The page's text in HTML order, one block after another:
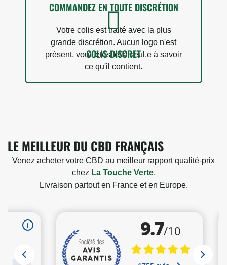
COLIS DISCRET
COMMANDEZ EN TOUTE DISCRÉTION
Votre colis est traité avec la plus
grande discrétion. Aucun logo n'est
présent, vous êtes le/la seul.e à savoir
ce qu'il contient.
LE MEILLEUR DU CBD FRANÇAIS
Venez acheter votre CBD au meilleur rapport qualité-prix
chez La Touche Verte.
Livraison partout en France et en Europe.